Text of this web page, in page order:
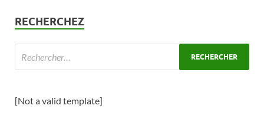
RECHERCHEZ
[Not a valid template]